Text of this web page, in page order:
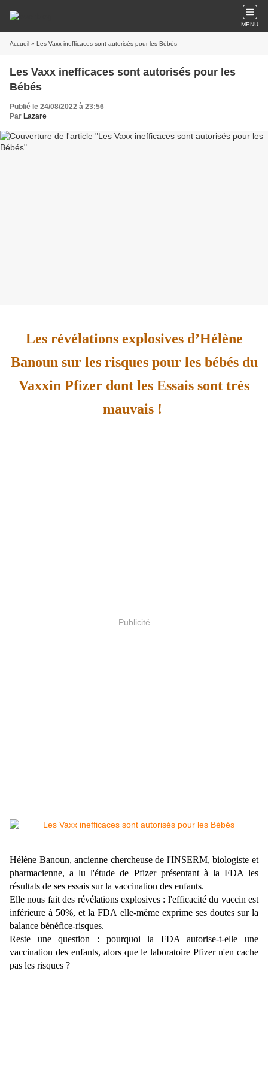
MENU
Accueil » Les Vaxx inefficaces sont autorisés pour les Bébés
Les Vaxx inefficaces sont autorisés pour les
Bébés
Publié le 24/08/2022 à 23:56
Par Lazare
Les révélations explosives d’Hélène
Banoun sur les risques pour les bébés du
Vaxxin Pfizer dont les Essais sont très
mauvais !
Publicité
Hélène Banoun, ancienne chercheuse de l'INSERM, biologiste et
pharmacienne, a lu l'étude de Pfizer présentant à la FDA les
résultats de ses essais sur la vaccination des enfants.
Elle nous fait des révélations explosives : l'efficacité du vaccin est
inférieure à 50%, et la FDA elle-même exprime ses doutes sur la
balance bénéfice-risques.
Reste une question : pourquoi la FDA autorise-t-elle une
vaccination des enfants, alors que le laboratoire Pfizer n'en cache
pas les risques ?